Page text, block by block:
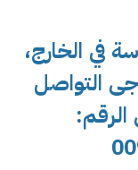
في الخارج،
التواصل
الرقم: